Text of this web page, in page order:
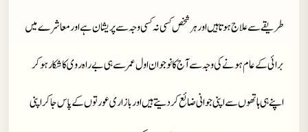
طریقے سے علاج ہوتا ہیں اور ہر شخص کسی نہ کسی وجہ سے پریشان ہے اورمعاشرے میں
برائی کے عام ہونے کی وجہ سے آج کا نوجوان اول عمر سے ہی بے راہ روی کا شکار ہو کر
اپنے ہی ہاتھوں سے اپنی جوانی ضائع کر دیتے ہیں اور بازاری عورتوں کے پاس جا کر اپنی